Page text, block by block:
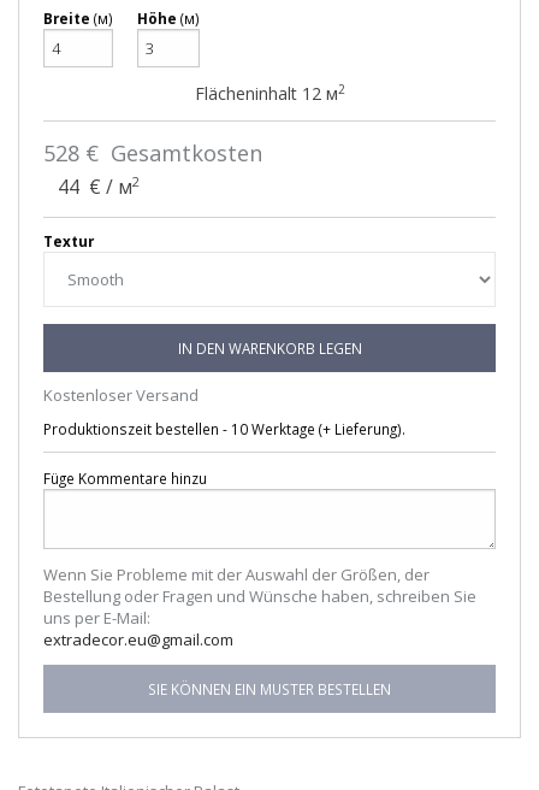
Breite (м) Höhe (м)
Flächeninhalt 12 м2
528 € Gesamtkosten
44 € / м2
Textur
IN DEN WARENKORB LEGEN
Kostenloser Versand
Produktionszeit bestellen - 10 Werktage (+ Lieferung).
Füge Kommentare hinzu
Wenn Sie Probleme mit der Auswahl der Größen, der
Bestellung oder Fragen und Wünsche haben, schreiben Sie
uns per E-Mail:
extradecor.eu@gmail.com
SIE KÖNNEN EIN MUSTER BESTELLEN